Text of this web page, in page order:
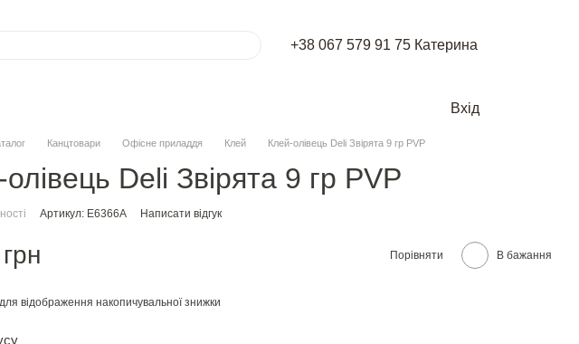
+38 067 579 91 75 Катерина
Вхід
Канцтовари Офісне приладдя Клей Клей-олiвець Deli Звiрята 9 гр PVР
Deli Звiрята 9 гр PVР
Артикул: E6366A Написати відгук
Порівняти В бажання
для відображення накопичувальної знижки